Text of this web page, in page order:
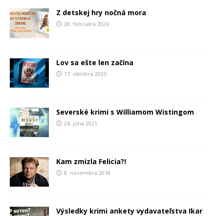
Z detskej hry nočná mora
28. februára 2026
Lov sa ešte len začína
17. októbra 2025
Severské krimi s Williamom Wistingom
24. júna 2021
Kam zmizla Felicia?!
8. novembra 2018
Výsledky krimi ankety vydavateľstva Ikar